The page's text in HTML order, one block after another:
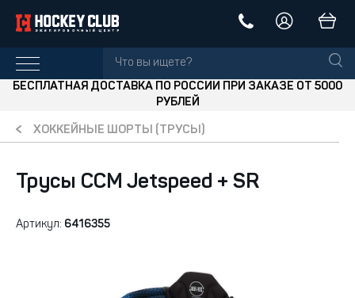
БЕСПЛАТНАЯ ДОСТАВКА ПО РОССИИ ПРИ ЗАКАЗЕ ОТ 5000
РУБЛЕЙ
ХОККЕЙНЫЕ ШОРТЫ (ТРУСЫ)
Трусы CCM Jetspeed + SR
Артикул: 6416355